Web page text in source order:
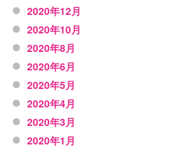
2020年12月
2020年10月
2020年8月
2020年6月
2020年5月
2020年4月
2020年3月
2020年1月